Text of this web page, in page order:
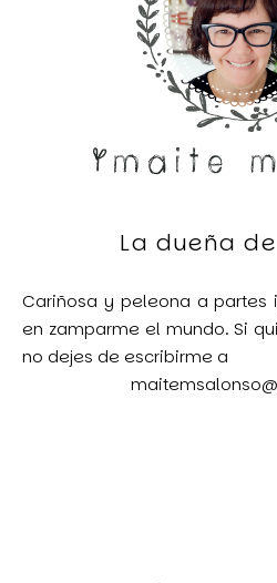
La dueña
Cariñosa y peleona a partes
en zamparme el mundo. Si
no dejes de escribirme a